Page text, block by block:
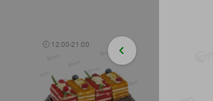
🕘 12:00-21:00